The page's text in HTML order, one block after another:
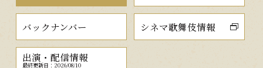
バックナンバー シネマ歌舞伎情報
出演・配信情報
最終更新日：2026/08/10